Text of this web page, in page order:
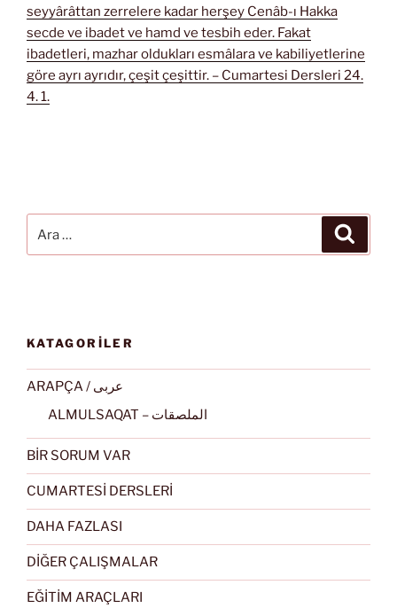
seyyârâttan zerrelere kadar herşey Cenâb-ı Hakka
secde ve ibadet ve hamd ve tesbih eder. Fakat
ibadetleri, mazhar oldukları esmâlara ve kabiliyetlerine
göre ayrı ayrıdır, çeşit çeşittir. – Cumartesi Dersleri 24.
4. 1.
KATAGORİLER
ARAPÇA / عربى
ALMULSAQAT – الملصقات
BİR SORUM VAR
CUMARTESİ DERSLERİ
DAHA FAZLASI
DİĞER ÇALIŞMALAR
EĞİTİM ARAÇLARI